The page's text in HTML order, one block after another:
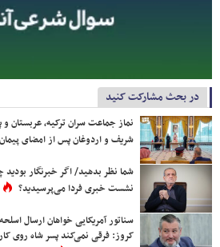
در بحث مشارکت کنید
نماز جماعت سران ترکیه، عربستان
شریف و اردوغان پس از امضای
شما نظر بدهید/ اگر خبرنگار
نشست خبری فردا می‌پرسیدید؟
سناتور آمریکایی خواهان ارسال
کروز: فرقی نمی‌کند پسر شاه روی